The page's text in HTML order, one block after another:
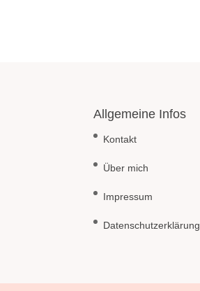
Allgemeine Infos
Kontakt
Über mich
Impressum
Datenschutzerklärung